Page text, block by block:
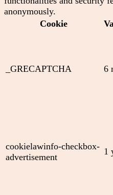
anonymously.
Cookie
_GRECAPTCHA 6
cookielawinfo-checkbox-
advertisement
1